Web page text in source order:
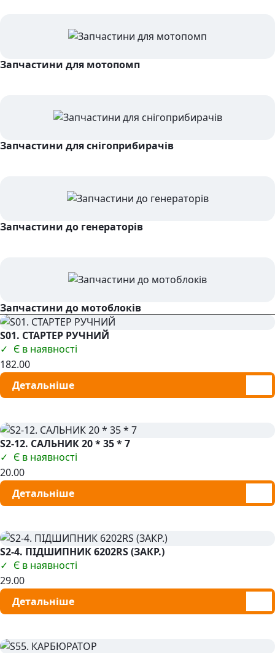
Запчастини для мотопомп
Запчастини для снігоприбирачів
Запчастини до генераторів
Запчастини до мотоблоків
S01. СТАРТЕР РУЧНИЙ
Є в наявності
182.00
Детальніше
S2-12. САЛЬНИК 20 * 35 * 7
Є в наявності
20.00
Детальніше
S2-4. ПІДШИПНИК 6202RS (ЗАКР.)
Є в наявності
29.00
Детальніше